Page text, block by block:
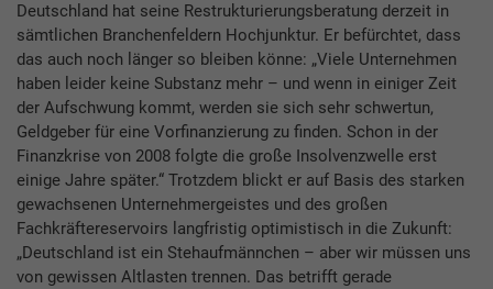
Deutschland hat seine Restrukturierungsberatung derzeit in
sämtlichen Branchenfeldern Hochjunktur. Er befürchtet, dass
das auch noch länger so bleiben könne: „Viele Unternehmen
haben leider keine Substanz mehr – und wenn in einiger Zeit
der Aufschwung kommt, werden sie sich sehr schwertun,
Geldgeber für eine Vorfinanzierung zu finden. Schon in der
Finanzkrise von 2008 folgte die große Insolvenzwelle erst
einige Jahre später.“ Trotzdem blickt er auf Basis des starken
gewachsenen Unternehmergeistes und des großen
Fachkräftereservoirs langfristig optimistisch in die Zukunft:
„Deutschland ist ein Stehaufmännchen – aber wir müssen uns
von gewissen Altlasten trennen. Das betrifft gerade